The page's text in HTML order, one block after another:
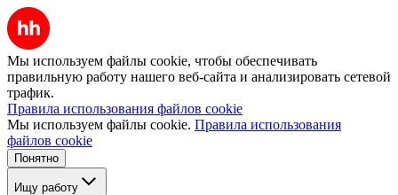
Мы используем файлы cookie, чтобы обеспечивать
правильную работу нашего веб-сайта и анализировать сетевой
трафик.
Правила использования файлов cookie
Мы используем файлы cookie. Правила использования
файлов cookie
Понятно
Ищу работу